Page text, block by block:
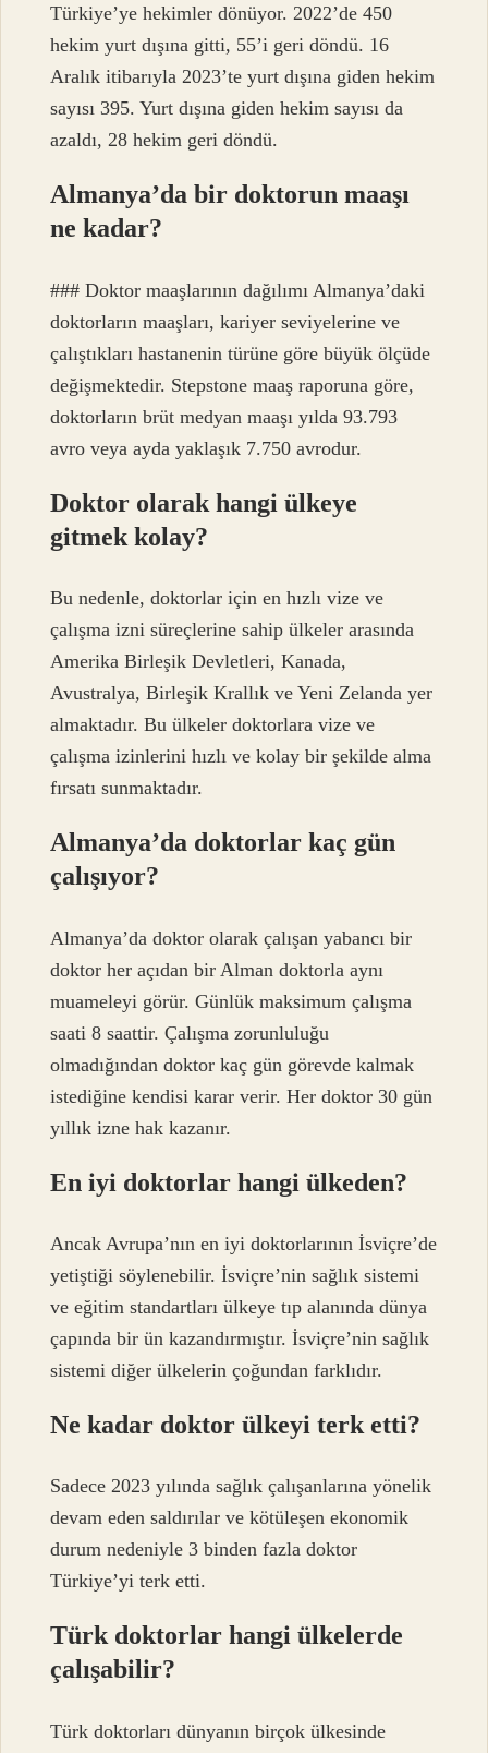
Türkiye’ye hekimler dönüyor. 2022’de 450
hekim yurt dışına gitti, 55’i geri döndü. 16
Aralık itibarıyla 2023’te yurt dışına giden hekim
sayısı 395. Yurt dışına giden hekim sayısı da
azaldı, 28 hekim geri döndü.
Almanya’da bir doktorun maaşı
ne kadar?
### Doktor maaşlarının dağılımı Almanya’daki
doktorların maaşları, kariyer seviyelerine ve
çalıştıkları hastanenin türüne göre büyük ölçüde
değişmektedir. Stepstone maaş raporuna göre,
doktorların brüt medyan maaşı yılda 93.793
avro veya ayda yaklaşık 7.750 avrodur.
Doktor olarak hangi ülkeye
gitmek kolay?
Bu nedenle, doktorlar için en hızlı vize ve
çalışma izni süreçlerine sahip ülkeler arasında
Amerika Birleşik Devletleri, Kanada,
Avustralya, Birleşik Krallık ve Yeni Zelanda yer
almaktadır. Bu ülkeler doktorlara vize ve
çalışma izinlerini hızlı ve kolay bir şekilde alma
fırsatı sunmaktadır.
Almanya’da doktorlar kaç gün
çalışıyor?
Almanya’da doktor olarak çalışan yabancı bir
doktor her açıdan bir Alman doktorla aynı
muameleyi görür. Günlük maksimum çalışma
saati 8 saattir. Çalışma zorunluluğu
olmadığından doktor kaç gün görevde kalmak
istediğine kendisi karar verir. Her doktor 30 gün
yıllık izne hak kazanır.
En iyi doktorlar hangi ülkeden?
Ancak Avrupa’nın en iyi doktorlarının İsviçre’de
yetiştiği söylenebilir. İsviçre’nin sağlık sistemi
ve eğitim standartları ülkeye tıp alanında dünya
çapında bir ün kazandırmıştır. İsviçre’nin sağlık
sistemi diğer ülkelerin çoğundan farklıdır.
Ne kadar doktor ülkeyi terk etti?
Sadece 2023 yılında sağlık çalışanlarına yönelik
devam eden saldırılar ve kötüleşen ekonomik
durum nedeniyle 3 binden fazla doktor
Türkiye’yi terk etti.
Türk doktorlar hangi ülkelerde
çalışabilir?
Türk doktorları dünyanın birçok ülkesinde